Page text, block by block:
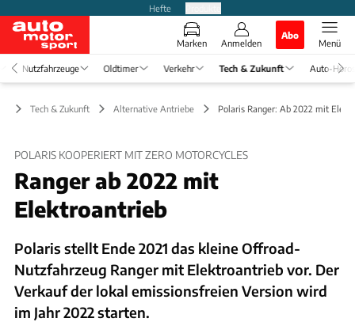
Hefte
Marken Anmelden
Abo
Menü
Nutzfahrzeuge Oldtimer Verkehr Tech & Zukunft Auto-
Tech & Zukunft Alternative Antriebe Polaris Ranger: Ab 2022 mit
POLARIS KOOPERIERT MIT ZERO MOTORCYCLES
Ranger ab 2022 mit
Elektroantrieb
Polaris stellt Ende 2021 das kleine Offroad-
Nutzfahrzeug Ranger mit Elektroantrieb vor. Der
Verkauf der lokal emissionsfreien Version wird
im Jahr 2022 starten.